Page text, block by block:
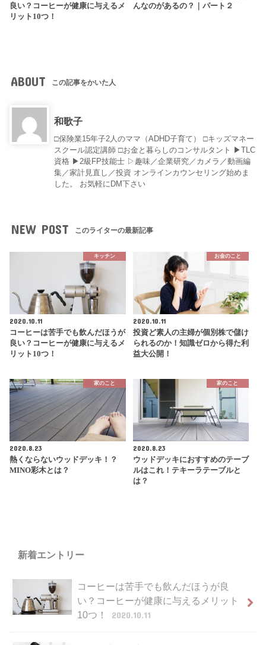
良い？コーヒーが健康に与えるメ
リット10つ！
んなのがあるの？｜パート２
ABOUT この記事をかいた人
和歌子
□保険業15年子2人のママ（ADHD子育て） □キッズマネー
スクール認定講師 □お金と暮らしのコンサルタント ▶︎TLC
資格 ▶︎2級FP技能士 ▷趣味／企業研究／カメラ／動画編
集／家計見直し／投資 オンラインカウンセリング始めま
した。 お気軽にDM下さい
NEW POST このライターの最新記事
キッチン
2020.10.11
コーヒーは苦手でも飲んだほうが
良い？コーヒーが健康に与えるメ
リット10つ！
お金のこと
2020.10.11
投資ど素人の主婦が個別株で儲け
られるのか！知識ゼロから得た利
益大公開！
家のこと
2020.8.23
熱くならないウッドデッキ！？
MINO彩木とは？
家のこと
2020.8.23
ウッドデッキにおすすめのテーブ
ルはこれ！テキーラテーブルと
は？
新着エントリー
コーヒーは苦手でも飲んだほうが良
い？コーヒーが健康に与えるメリット
10つ！
2020.10.11